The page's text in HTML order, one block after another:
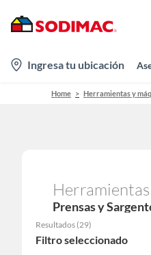
location-
icon
Ingresa tu ubicación
Home Herramientas y
Prensas y
Resultados (29)
Filtro seleccionado